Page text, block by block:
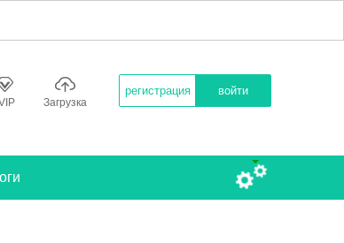
Загрузка
регистрация войти